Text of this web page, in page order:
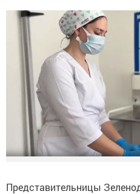
Представительницы